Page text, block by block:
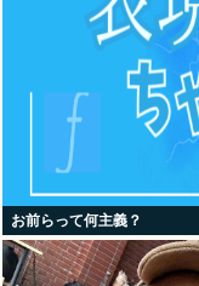
お前らって何主義？